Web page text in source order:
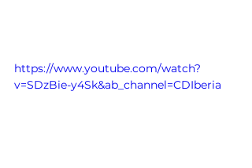
https://www.youtube.com/watch?
v=SDzBie-y4Sk&ab_channel=CDIberia